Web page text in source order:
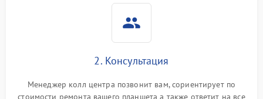
2. Консультация
Менеджер колл центра позвонит вам, сориентирует по
стоимости ремонта вашего планшета а также ответит на все